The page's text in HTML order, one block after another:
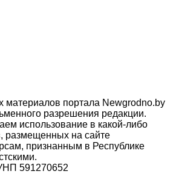
материалов портала Newgrodno.by
разрешения редакции.
использование в какой-либо
размещенных на сайте
признанным в Республике
591270652